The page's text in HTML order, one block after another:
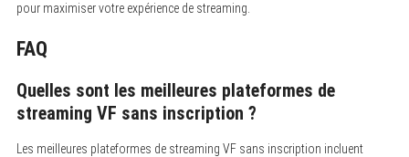
pour maximiser votre expérience de streaming.
FAQ
Quelles sont les meilleures plateformes de
streaming VF sans inscription ?
Les meilleures plateformes de streaming VF sans inscription incluent